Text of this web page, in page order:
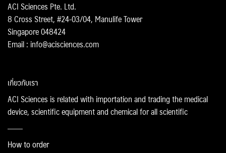
ACI Sciences Pte. Ltd.
8 Cross Street, #24-03/04, Manulife Tower
Singapore 048424
Email : info@acisciences.com
เกี่ยวกับเรา
ACI Sciences is related with importation and trading the medical
device, scientific equipment and chemical for all scientific
How to order